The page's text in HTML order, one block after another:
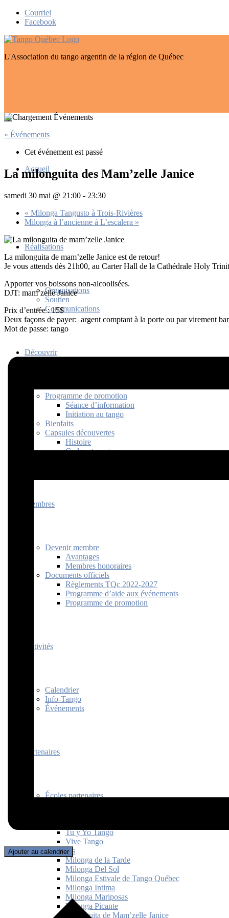
Skip
Courriel
Facebook
L'Association du tango argentin de la région de Québec
Accueil
Réalisations
Organisations
Soutien
Communications
Découvrir
Programme de promotion
Séance d’information
Initiation au tango
Bienfaits
Capsules découvertes
Histoire
Codes et usages
Membres
Devenir membre
Avantages
Membres honoraires
Documents officiels
Règlements TQc 2022-2027
Programme d’aide aux événements
Programme de promotion
Activités
Calendrier
Info-Tango
Événements
Partenaires
Écoles partenaires
Tu y Yo Tango
Vive Tango
Milongas
Milonga de la Tarde
Milonga Del Sol
Milonga Estivale de Tango Québec
Milonga Intima
Milonga Mariposas
Milonga Picante
Milonguita de Mam’zelle Janice
« Événements
Cet événement est passé
La milonguita des Mam’zelle Janice
samedi 30 mai @ 21:00 - 23:30
« Milonga Tangusto à Trois-Rivières
Milonga à l’ancienne à L’escalera »
La milonguita de mam’zelle Janice est de retour!
Je vous attends dès 21h00, au Carter Hall de la Cathédrale Holy
Apporter vos boissons non-alcoolisées.
DJT: mam’zelle Janice
Prix d’entrée : 15$
Deux façons de payer: argent comptant à la porte ou par virement
Mot de passe: tango
Ajouter au calendrier